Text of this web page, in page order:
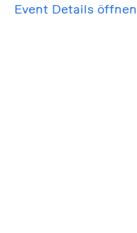
Event Details öffnen